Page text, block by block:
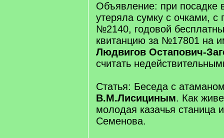
Объявление: при посадке
утеряла сумку с очками, с
№2140, годовой
квитанцию за №17801 на
Людвигов Остапович-
считать
Статья: Беседа с
В.М.Лисициным. Как
молодая казачья станица
Семенова.